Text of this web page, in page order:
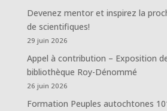
Devenez mentor et inspirez la
de scientifiques!
29 juin 2026
Appel à contribution – Exposition
bibliothèque Roy-Dénommé
26 juin 2026
Formation Peuples autochtones